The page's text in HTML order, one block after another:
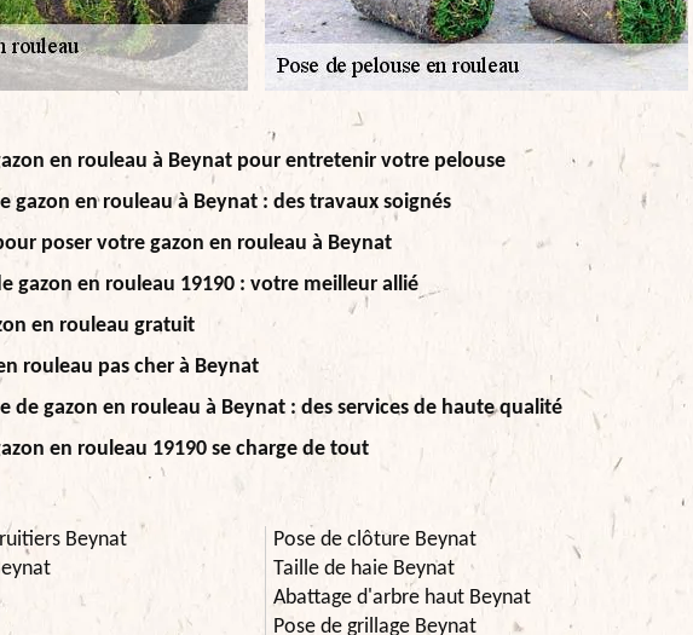
en rouleau à Beynat pour entretenir votre pelouse
gazon en rouleau à Beynat : des travaux soignés
poser votre gazon en rouleau à Beynat
gazon en rouleau 19190 : votre meilleur allié
en rouleau gratuit
rouleau pas cher à Beynat
de gazon en rouleau à Beynat : des services de haute qualité
en rouleau 19190 se charge de tout
Beynat
Pose de clôture Beynat
Taille de haie Beynat
Abattage d'arbre haut Beynat
Pose de grillage Beynat